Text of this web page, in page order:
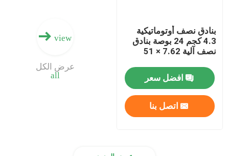
بنادق نصف أوتوماتيكية
4.3 كجم 24 بوصة بنادق
نصف آلية 7.62 × 51
افضل سعر
اتصل بنا
view
all
عرض الكل